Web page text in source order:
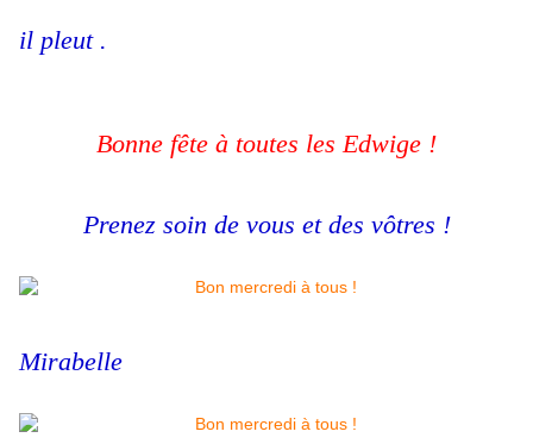
il pleut .
Bonne fête à toutes les Edwige !
Prenez soin de vous et des vôtres !
Mirabelle